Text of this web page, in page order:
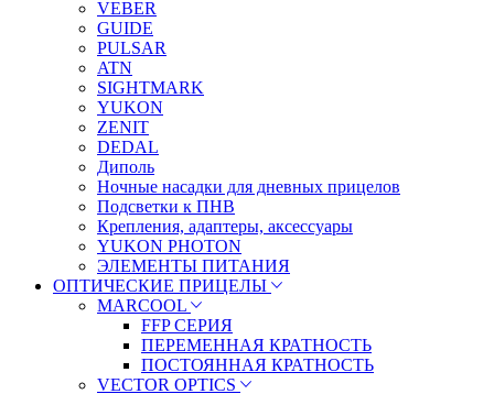
VEBER
GUIDE
PULSAR
ATN
SIGHTMARK
YUKON
ZENIT
DEDAL
Диполь
Ночные насадки для дневных прицелов
Подсветки к ПНВ
Крепления, адаптеры, аксессуары
YUKON PHOTON
ЭЛЕМЕНТЫ ПИТАНИЯ
ОПТИЧЕСКИЕ ПРИЦЕЛЫ
MARCOOL
FFP СЕРИЯ
ПЕРЕМЕННАЯ КРАТНОСТЬ
ПОСТОЯННАЯ КРАТНОСТЬ
VECTOR OPTICS